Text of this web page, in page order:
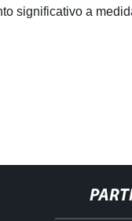
significativo a